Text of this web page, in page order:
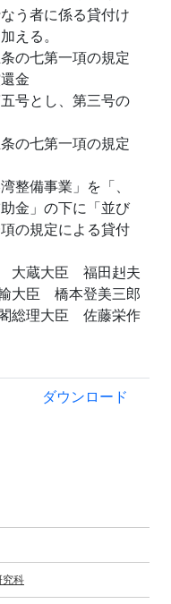
う者に係る貸付け
える。
の七第一項の規定
金
号とし、第三号の
の七第一項の規定
整備事業」を「、
金」の下に「並び
の規定による貸付
大蔵大臣 福田赳夫
大臣 橋本登美三郎
総理大臣 佐藤栄作
ダウンロード
究科